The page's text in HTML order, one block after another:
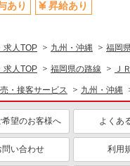
あり
昇給あり
求人TOP 九州・沖縄 福岡
求人TOP 福岡県の路線 Ｊ
・接客サービス 九州・沖縄
希望のお客様へ よくあ
問い合わせ 利用